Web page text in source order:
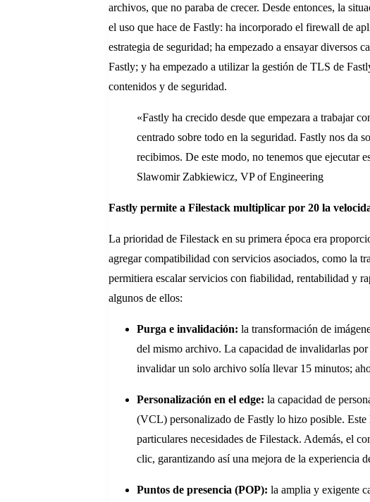
archivos, que no paraba de crecer. Desde entonces, la
el uso que hace de Fastly: ha incorporado el firewall de
estrategia de seguridad; ha empezado a ensayar diversos
Fastly; y ha empezado a utilizar la gestión de TLS de
contenidos y de seguridad.
«Fastly ha crecido desde que empezara a trabajar
centrado sobre todo en la seguridad. Fastly nos da
recibimos. De este modo, no tenemos que ejecutar
Slawomir Zabkiewicz, VP of Engineering
Fastly permite a Filestack multiplicar por 20 la
La prioridad de Filestack en su primera época era
agregar compatibilidad con servicios asociados, como la
permitiera escalar servicios con fiabilidad, rentabilidad y
algunos de ellos:
Purga e invalidación: la transformación de
del mismo archivo. La capacidad de invalidarlas
invalidar un solo archivo solía llevar 15 minutos;
Personalización en el edge: la capacidad de
(VCL) personalizado de Fastly lo hizo posible.
particulares necesidades de Filestack. Además, el
clic, garantizando así una mejora de la experiencia
Puntos de presencia (POP): la amplia y exigente